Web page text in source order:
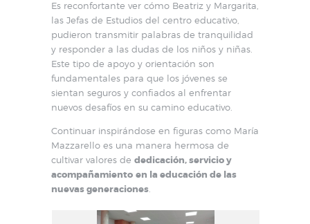
Es reconfortante ver cómo Beatriz y Margarita,
las Jefas de Estudios del centro educativo,
pudieron transmitir palabras de tranquilidad
y responder a las dudas de los niños y niñas.
Este tipo de apoyo y orientación son
fundamentales para que los jóvenes se
sientan seguros y confiados al enfrentar
nuevos desafíos en su camino educativo.
Continuar inspirándose en figuras como María
Mazzarello es una manera hermosa de
cultivar valores de dedicación, servicio y
acompañamiento en la educación de las
nuevas generaciones